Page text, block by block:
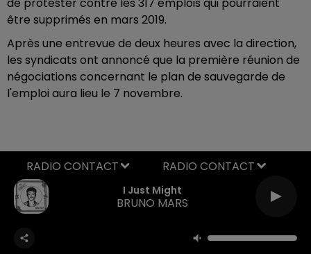
être supprimés en mars 2019.
Après une entrevue de deux heures avec la direction,
les syndicats ont annoncé que la première réunion de
négociations concernant le plan de sauvegarde de
l'emploi aura lieu le 7 novembre.
I Just Might
BRUNO MARS
RADIO CONTACT